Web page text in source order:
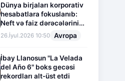
Dünya birjaları korporativ
hesabatlara fokuslanıb:
Neft və faiz dərəcələrinin
təsiri altında cari vəziyyət
26.İyul.2026 10:50 Avropa
İbay Llanosun "La Velada
del Año 6" boks gecəsi
rekordları alt-üst etdi